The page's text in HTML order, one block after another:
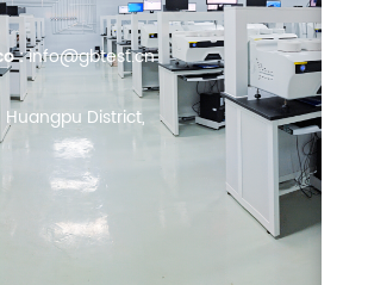
:info@gbtest.cn
Huangpu District,